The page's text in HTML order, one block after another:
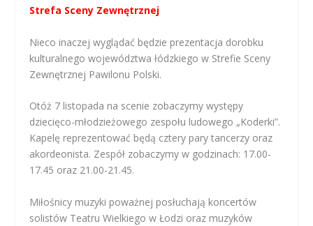
Strefa Sceny Zewnętrznej
Nieco inaczej wyglądać będzie prezentacja dorobku
kulturalnego województwa łódzkiego w Strefie Sceny
Zewnętrznej Pawilonu Polski.
Otóż 7 listopada na scenie zobaczymy występy
dziecięco-młodzieżowego zespołu ludowego „Koderki”.
Kapelę reprezentować będą cztery pary tancerzy oraz
akordeonista. Zespół zobaczymy w godzinach: 17.00-
17.45 oraz 21.00-21.45.
Miłośnicy muzyki poważnej posłuchają koncertów
solistów Teatru Wielkiego w Łodzi oraz muzyków